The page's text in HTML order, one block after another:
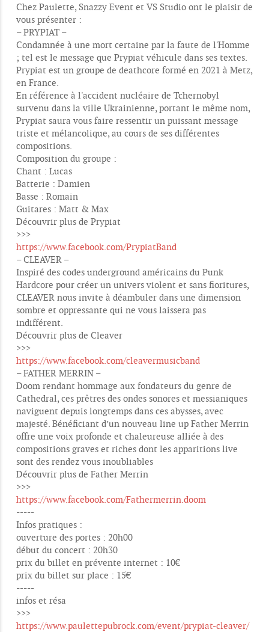
Chez Paulette, Snazzy Event et VS Studio ont le plaisir de
vous présenter :
– PRYPIAT –
Condamnée à une mort certaine par la faute de l'Homme
; tel est le message que Prypiat véhicule dans ses textes.
Prypiat est un groupe de deathcore formé en 2021 à Metz,
en France.
En référence à l'accident nucléaire de Tchernobyl
survenu dans la ville Ukrainienne, portant le même nom,
Prypiat saura vous faire ressentir un puissant message
triste et mélancolique, au cours de ses différentes
compositions.
Composition du groupe :
Chant : Lucas
Batterie : Damien
Basse : Romain
Guitares : Matt & Max
Découvrir plus de Prypiat
>>>
https://www.facebook.com/PrypiatBand
– CLEAVER –
Inspiré des codes underground américains du Punk
Hardcore pour créer un univers violent et sans fioritures,
CLEAVER nous invite à déambuler dans une dimension
sombre et oppressante qui ne vous laissera pas
indifférent.
Découvrir plus de Cleaver
>>>
https://www.facebook.com/cleavermusicband
– FATHER MERRIN –
Doom rendant hommage aux fondateurs du genre de
Cathedral, ces prêtres des ondes sonores et messianiques
naviguent depuis longtemps dans ces abysses, avec
majesté. Bénéficiant d’un nouveau line up Father Merrin
offre une voix profonde et chaleureuse alliée à des
compositions graves et riches dont les apparitions live
sont des rendez vous inoubliables
Découvrir plus de Father Merrin
>>>
https://www.facebook.com/Fathermerrin.doom
-----
Infos pratiques :
ouverture des portes : 20h00
début du concert : 20h30
prix du billet en prévente internet : 10€
prix du billet sur place : 15€
-----
infos et résa
>>>
https://www.paulettepubrock.com/event/prypiat-cleaver/